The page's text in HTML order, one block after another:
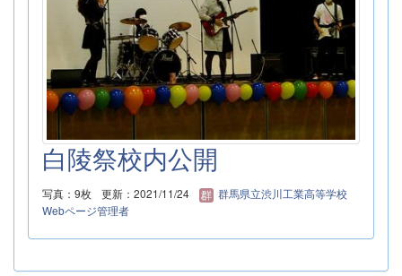
白陵祭校内公開
写真：9枚 更新：2021/11/24
群馬県立渋川工業高等学校
Webページ管理者